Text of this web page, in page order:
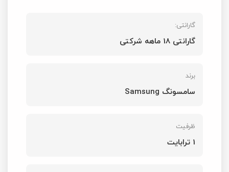
گارانتی:
گارانتی 18 ماهه شرکتی
برند
سامسونگ Samsung
ظرفیت
1 ترابایت